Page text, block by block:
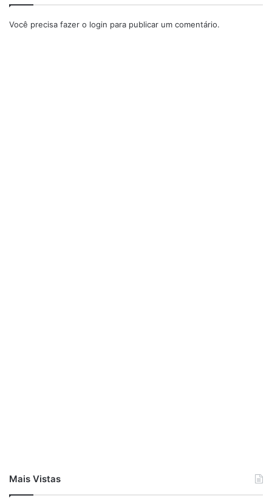
Você precisa fazer o login para publicar um comentário.
Mais Vistas